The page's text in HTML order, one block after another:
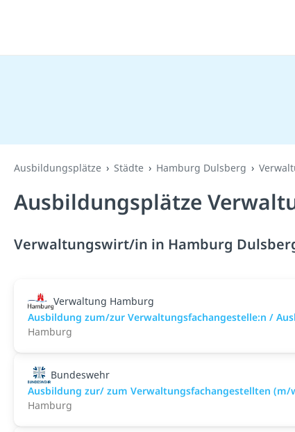
Ausbildungsplätze Städte Hamburg Dulsberg
Ausbildungsplätze
Verwaltungswirt/in in Hamburg
Verwaltung Hamburg
Ausbildung zum/zur Verwaltungsfachangestelle:n /
Hamburg
Bundeswehr
Ausbildung zur/ zum Verwaltungsfachangestellten (m/
Hamburg